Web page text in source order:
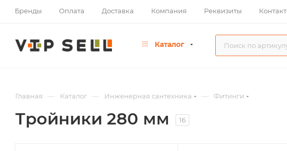
Бренды Оплата Доставка Компания Реквизиты
Каталог
Главная — Каталог — Инженерная сантехника — Фитинги
Тройники 280 мм 16